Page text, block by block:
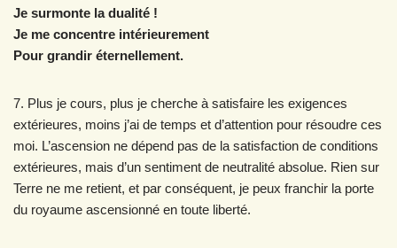
Je surmonte la dualité !
Je me concentre intérieurement
Pour grandir éternellement.
7. Plus je cours, plus je cherche à satisfaire les exigences
extérieures, moins j’ai de temps et d’attention pour résoudre ces
moi. L’ascension ne dépend pas de la satisfaction de conditions
extérieures, mais d’un sentiment de neutralité absolue. Rien sur
Terre ne me retient, et par conséquent, je peux franchir la porte
du royaume ascensionné en toute liberté.